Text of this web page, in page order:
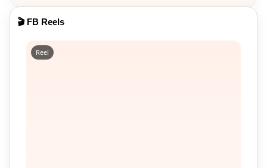
🎬 FB Reels
Reel